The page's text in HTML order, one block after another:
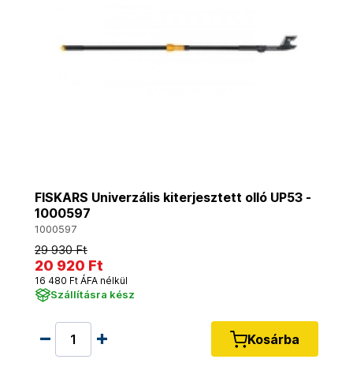
FISKARS Univerzális kiterjesztett olló UP53 -
1000597
1000597
29 930 Ft
20 920 Ft
16 480 Ft ÁFA nélkül
Szállításra kész
Kosárba